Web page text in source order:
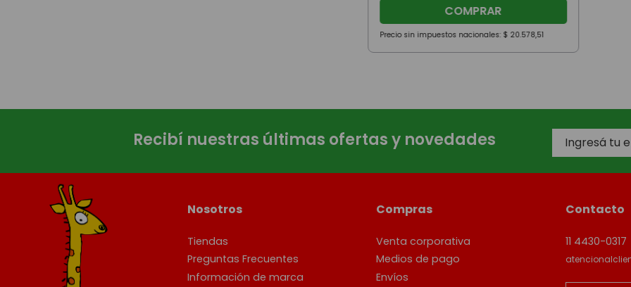
COMPRAR
Precio sin impuestos nacionales: $ 20.578,51
Recibí nuestras últimas ofertas y novedades
Nosotros
Tiendas
Preguntas Frecuentes
Información de marca
Compras
Venta corporativa
Medios de pago
Envíos
Contacto
11 4430-0317